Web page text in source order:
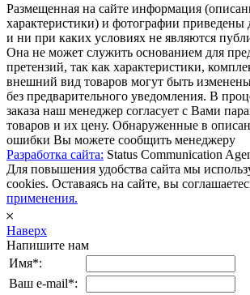
Размещенная на сайте информация
характеристики) и фотографии приведены
и ни при каких условиях не являются
Она не может служить основанием для
претензий, так как характеристики,
внешний вид товаров могут быть
без предварительного уведомления. В
заказа наш менеджер согласует с Вами
товаров и их цену. Обнаруженные в
ошибки Вы можете сообщить менеджеру
Разработка сайта: Status Communication
Для повышения удобства сайта мы
cookies. Оставаясь на сайте, вы
применения.
𐄂
Наверх
Напишите нам
Имя*:
Ваш e-mail*: